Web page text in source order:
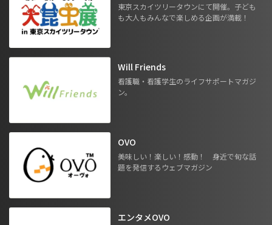
東京スカイツリータウンにて開催。子ども
も大人もみんなで楽しめる企画が満載！
Will Friends
看護職・看護学生のライフサポートマガジ
ン。
OVO
美味しい！楽しい！感動！ 身近で旬な話
題を発信するウェブマガジン
エンタメOVO